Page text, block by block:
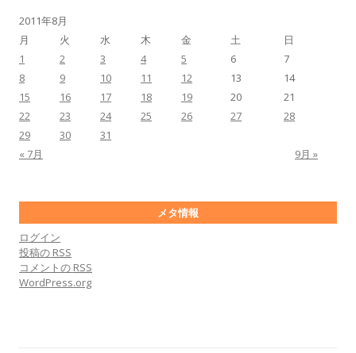
2011年8月
月
火 水 木 金 土 日
« 7月 9月 »
1 2 3 4 5 6
7
8
9 10 11 12 13
14
15
16 17 18 19 20
21
22
23 24 25 26 27
28
29
30 31
メタ情報
ログイン
投稿の RSS
コメントの RSS
WordPress.org